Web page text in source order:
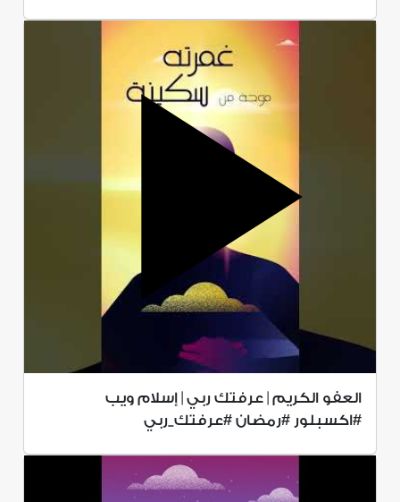
العفو الكريم | عرفتك ربي | إسلام ويب
#اكسبلور #رمضان #عرفتك_ربي